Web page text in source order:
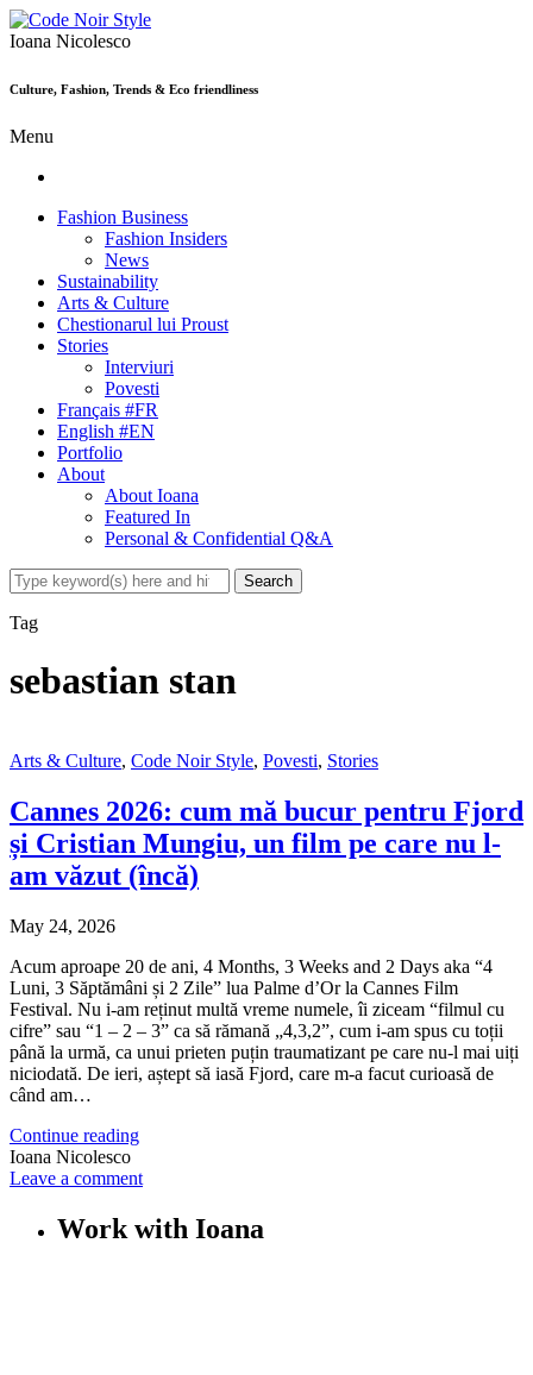
Ioana Nicolesco
Culture, Fashion, Trends & Eco friendliness
Menu
Fashion Business
Fashion Insiders
News
Sustainability
Arts & Culture
Chestionarul lui Proust
Stories
Interviuri
Povesti
Français #FR
English #EN
Portfolio
About
About Ioana
Featured In
Personal & Confidential Q&A
Tag
sebastian stan
Arts & Culture, Code Noir Style, Povesti, Stories
Cannes 2026: cum mă bucur pentru Fjord
și Cristian Mungiu, un film pe care nu l-
am văzut (încă)
May 24, 2026
Acum aproape 20 de ani, 4 Months, 3 Weeks and 2 Days aka “4
Luni, 3 Săptămâni și 2 Zile” lua Palme d’Or la Cannes Film
Festival. Nu i-am reținut multă vreme numele, îi ziceam “filmul cu
cifre” sau “1 – 2 – 3” ca să rămană „4,3,2”, cum i-am spus cu toții
până la urmă, ca unui prieten puțin traumatizant pe care nu-l mai uiți
niciodată. De ieri, aștept să iasă Fjord, care m-a facut curioasă de
când am…
Continue reading
Ioana Nicolesco
Leave a comment
Work with Ioana